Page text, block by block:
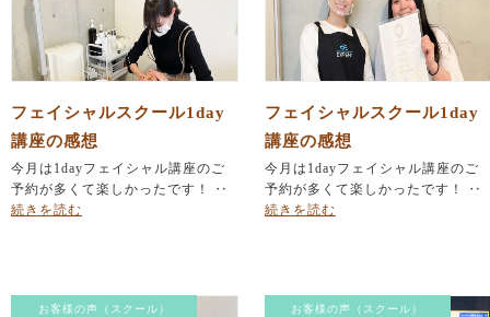
フェイシャルスクール1day
講座の感想
今月は1dayフェイシャル講座のご
予約が多くて楽しかったです！ ‥
続きを読む
フェイシャルスクール1day
講座の感想
今月は1dayフェイシャル講座のご
予約が多くて楽しかったです！ ‥
続きを読む
お客様の声（スクール） お客様の声（スクール）